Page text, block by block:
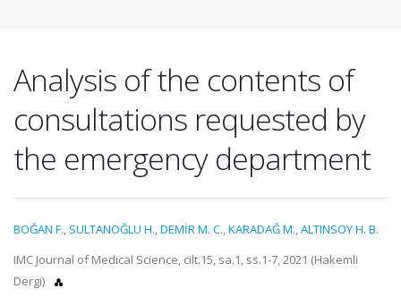
Analysis of the contents of
consultations requested by
the emergency department
BOĞAN F., SULTANOĞLU H.,DEMİR M. C.,KARADAĞ M.,ALTINSOY H. B.
IMC Journal of Medical Science, cilt.15, sa.1, ss.1-7, 2021 (Hakemli
Dergi)